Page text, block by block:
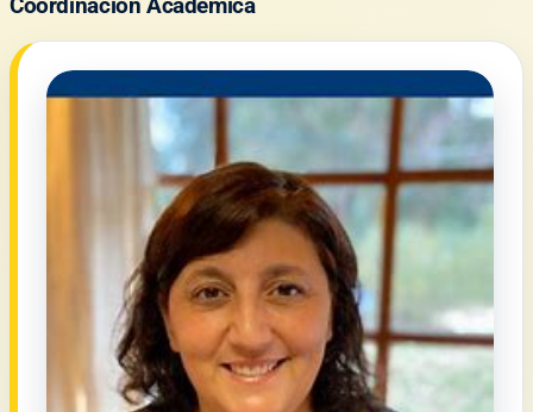
Coordinación Académica